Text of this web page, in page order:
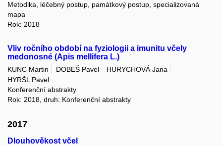
Metodika, léčebný postup, památkový postup, specializovaná
mapa
Rok: 2018
Vliv ročního období na fyziologii a imunitu včely
medonosné (Apis mellifera L.)
KUNC Martin DOBEŠ Pavel
HURYCHOVÁ Jana
HYRŠL Pavel
Konferenční abstrakty
Rok: 2018, druh: Konferenční abstrakty
2017
Dlouhověkost včel